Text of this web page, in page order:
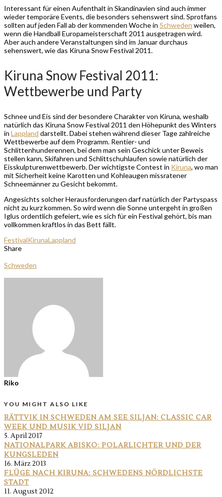
Interessant für einen Aufenthalt in Skandinavien sind auch immer
wieder temporäre Events, die besonders sehenswert sind. Sprotfans
sollten auf jeden Fall ab der kommenden Woche in Schweden weilen,
wenn die Handball Europameisterschaft 2011 ausgetragen wird.
Aber auch andere Veranstaltungen sind im Januar durchaus
sehenswert, wie das Kiruna Snow Festival 2011.
Kiruna Snow Festival 2011:
Wettbewerbe und Party
Schnee und Eis sind der besondere Charakter von Kiruna, weshalb
natürlich das Kiruna Snow Festival 2011 den Höhepunkt des Winters
in Lappland darstellt. Dabei stehen während dieser Tage zahlreiche
Wettbewerbe auf dem Programm. Rentier- und
Schlittenhunderennen, bei dem man sein Geschick unter Beweis
stellen kann, Skifahren und Schlittschuhlaufen sowie natürlich der
Eisskulpturenwettbewerb. Der wichtigste Contest in Kiruna, wo man
mit Sicherheit keine Karotten und Kohleaugen missratener
Schneemänner zu Gesicht bekommt.
Angesichts solcher Herausforderungen darf natürlich der Partyspass
nicht zu kurz kommen. So wird wenn die Sonne untergeht in großen
Iglus ordentlich gefeiert, wie es sich für ein Festival gehört, bis man
vollkommen kraftlos in das Bett fällt.
FestivalKirunaLappland
Share
Schweden
Riko
YOU MIGHT ALSO LIKE
RÄTTVIK IN SCHWEDEN AM SEE SILJAN: CLASSIC CAR
WEEK UND MUSIK VID SILJAN
5. April 2017
NATIONALPARK ABISKO: POLARLICHTER UND DER
KUNGSLEDEN
16. März 2013
FLÜGE NACH KIRUNA: SCHWEDENS NÖRDLICHSTE
STADT
11. August 2012